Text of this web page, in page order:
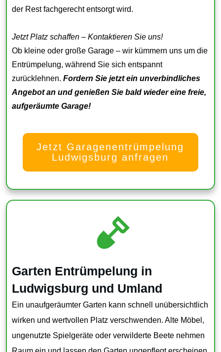
der Rest fachgerecht entsorgt wird.
Jetzt Platz schaffen – Kontaktieren Sie uns!
Ob kleine oder große Garage – wir kümmern uns um die
Entrümpelung, während Sie sich entspannt
zurücklehnen. Fordern Sie jetzt ein unverbindliches
Angebot an und genießen Sie bald wieder eine freie,
aufgeräumte Garage!
Jetzt Garagenentrümpelung
Ludwigsburg anfragen
Garten Entrümpelung in
Ludwigsburg und Umland
Ein unaufgeräumter Garten kann schnell unübersichtlich
wirken und wertvollen Platz verschwenden. Alte Möbel,
ungenutzte Spielgeräte oder verwilderte Beete nehmen